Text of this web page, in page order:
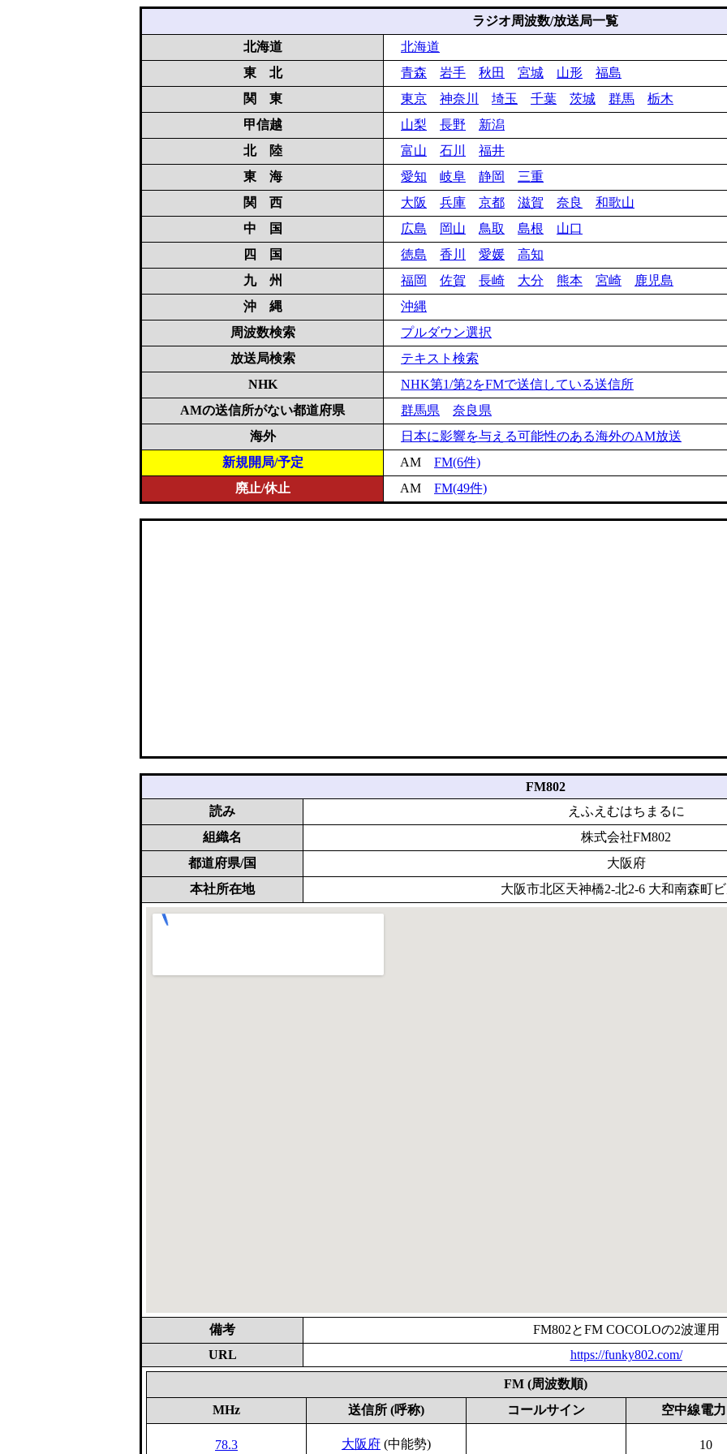
ラジオ周波数/放送局一覧
北海道
北海道
東 北
青森 岩手 秋田 宮城 山形
福島
関 東
東京 神奈川 埼玉 千葉 茨城 群馬
栃木
甲信越
山梨 長野
新潟
北 陸
富山 石川
福井
東 海
愛知 岐阜 静岡
三重
関 西
大阪 兵庫 京都 滋賀 奈良
和歌山
中 国
広島 岡山 鳥取 島根
山口
四 国
徳島 香川 愛媛
高知
九 州
福岡 佐賀 長崎 大分 熊本 宮崎
鹿児島
沖 縄
沖縄
周波数検索
プルダウン選択
放送局検索
テキスト検索
NHK
NHK第1/第2をFMで送信している送信所
AMの送信所がない都道府県
群馬県
奈良県
海外
日本に影響を与える可能性のある海外のAM放送
新規開局/予定
AM FM(6件)
廃止/休止
AM FM(49件)
FM802
読み
えふえむはちまるに
組織名
株式会社FM802
都道府県/国
大阪府
本社所在地
大阪市北区天神橋2-北2-6 大和南森町
備考
FM802とFM COCOLOの2波運用
URL
https://funky802.com/
FM (周波数順)
MHz
送信所 (呼称) コールサイン 空中線電
78.3 大阪府 (中能勢) 10